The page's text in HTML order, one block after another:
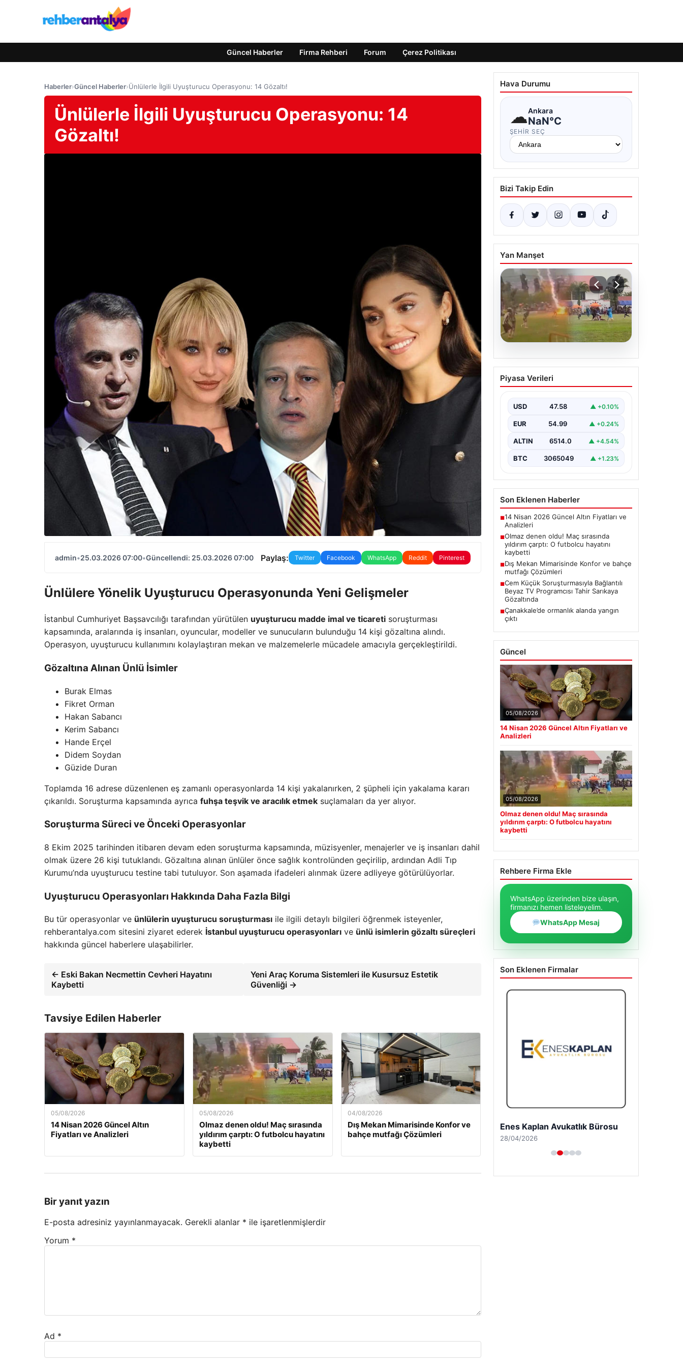
Güncel Haberler Firma Rehberi Forum Çerez Politikası
Haberler›Güncel Haberler›Ünlülerle İlgili Uyuşturucu Operasyonu: 14 Gözaltı!
Ünlülerle İlgili Uyuşturucu Operasyonu: 14
Gözaltı!
admin•25.03.2026 07:00•Güncellendi: 25.03.2026 07:00 Paylaş: Twitter Facebook WhatsApp Reddit Pinterest
Ünlülere Yönelik Uyuşturucu Operasyonunda Yeni Gelişmeler
İstanbul Cumhuriyet Başsavcılığı tarafından yürütülen uyuşturucu madde imal ve ticareti soruşturması
kapsamında, aralarında iş insanları, oyuncular, modeller ve sunucuların bulunduğu 14 kişi gözaltına alındı.
Operasyon, uyuşturucu kullanımını kolaylaştıran mekan ve malzemelerle mücadele amacıyla gerçekleştirildi.
Gözaltına Alınan Ünlü İsimler
Burak Elmas
Fikret Orman
Hakan Sabancı
Kerim Sabancı
Hande Erçel
Didem Soydan
Güzide Duran
Toplamda 16 adrese düzenlenen eş zamanlı operasyonlarda 14 kişi yakalanırken, 2 şüpheli için yakalama kararı
çıkarıldı. Soruşturma kapsamında ayrıca fuhşa teşvik ve aracılık etmek suçlamaları da yer alıyor.
Soruşturma Süreci ve Önceki Operasyonlar
8 Ekim 2025 tarihinden itibaren devam eden soruşturma kapsamında, müzisyenler, menajerler ve iş insanları dahil
olmak üzere 26 kişi tutuklandı. Gözaltına alınan ünlüler önce sağlık kontrolünden geçirilip, ardından Adli Tıp
Kurumu’nda uyuşturucu testine tabi tutuluyor. Son aşamada ifadeleri alınmak üzere adliyeye götürülüyorlar.
Uyuşturucu Operasyonları Hakkında Daha Fazla Bilgi
Bu tür operasyonlar ve ünlülerin uyuşturucu soruşturması ile ilgili detaylı bilgileri öğrenmek isteyenler,
rehberantalya.com sitesini ziyaret ederek İstanbul uyuşturucu operasyonları ve ünlü isimlerin gözaltı süreçleri
hakkında güncel haberlere ulaşabilirler.
← Eski Bakan Necmettin Cevheri Hayatını
Kaybetti
Yeni Araç Koruma Sistemleri ile Kusursuz Estetik
Güvenliği →
Tavsiye Edilen Haberler
05/08/2026
14 Nisan 2026 Güncel Altın
Fiyatları ve Analizleri
05/08/2026
Olmaz denen oldu! Maç sırasında
yıldırım çarptı: O futbolcu hayatını
kaybetti
04/08/2026
Dış Mekan Mimarisinde Konfor ve
bahçe mutfağı Çözümleri
Bir yanıt yazın
E-posta adresiniz yayınlanmayacak. Gerekli alanlar * ile işaretlenmişlerdir
Yorum *
Ad *
Hava Durumu
☁Ankara
NaN°C
ŞEHIR SEÇ
Bizi Takip Edin
Yan Manşet
05.08.2026
Olmaz denen oldu! Maç
sırasında yıldırım çarptı:
kaybetti
Piyasa Verileri
USD 47.58 ▲ +0.10%
EUR 54.99 ▲ +0.24%
ALTIN 6514.0 ▲ +4.54%
BTC 3065049 ▲ +1.23%
Son Eklenen Haberler
■14 Nisan 2026 Güncel Altın Fiyatları ve
Analizleri
■Olmaz denen oldu! Maç sırasında
yıldırım çarptı: O futbolcu hayatını
kaybetti
■Dış Mekan Mimarisinde Konfor ve bahçe
mutfağı Çözümleri
■Cem Küçük Soruşturmasıyla Bağlantılı
Beyaz TV Programcısı Tahir Sarıkaya
Gözaltında
■Çanakkale’de ormanlık alanda yangın
çıktı
Güncel
05/08/2026
14 Nisan 2026 Güncel Altın Fiyatları ve
Analizleri
05/08/2026
Olmaz denen oldu! Maç sırasında
yıldırım çarptı: O futbolcu hayatını
kaybetti
Rehbere Firma Ekle
WhatsApp üzerinden bize ulaşın,
firmanızı hemen listeleyelim.
WhatsApp Mesaj
Son Eklenen Firmalar
Enes Kaplan Avukatlık Bürosu
28/04/2026